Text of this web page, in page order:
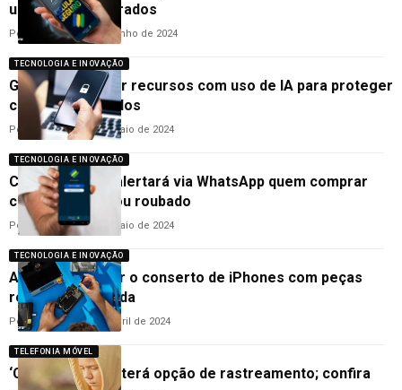
usuários cadastrados
Por Cleane Lima21 de junho de 2024
TECNOLOGIA E INOVAÇÃO
Google vai lançar recursos com uso de IA para proteger
celulares roubados
Por Cleane Lima 20 de maio de 2024
TECNOLOGIA E INOVAÇÃO
Celular Seguro alertará via WhatsApp quem comprar
celular furtado ou roubado
Por Cleane Lima20 de maio de 2024
TECNOLOGIA E INOVAÇÃO
Apple vai impedir o conserto de iPhones com peças
roubadas; entenda
PorCleane Lima15 de abril de 2024
TELEFONIA MÓVEL
‘Celular Seguro’ terá opção de rastreamento; confira